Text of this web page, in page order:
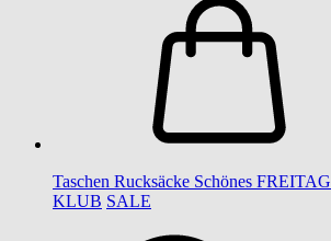
Taschen Rucksäcke Schönes FREITAG
KLUB SALE